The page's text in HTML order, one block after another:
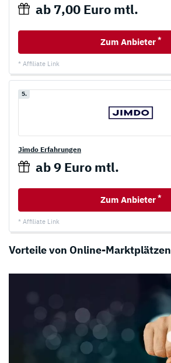
ab 7,00 Euro mtl.
Zum Anbieter *
* Affiliate Link
5.
Jimdo Erfahrungen
ab 9 Euro mtl.
Zum Anbieter *
* Affiliate Link
Vorteile von Online-Marktplätzen